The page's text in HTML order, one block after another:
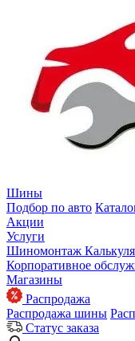
Шины
Подбор по авто
Акции
Услуги
Шиномонтаж
Корпоративное
Магазины
Распродажа
Распродажа шины
Статус заказа